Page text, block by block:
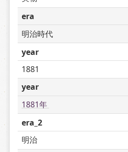
era
明治時代
year
1881
year
1881年
era_2
明治